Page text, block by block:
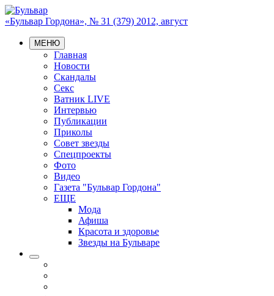
«Бульвар Гордона», № 31 (379) 2012, август
МЕНЮ
Главная
Новости
Скандалы
Секс
Ватник LIVE
Интервью
Публикации
Приколы
Совет звезды
Спецпроекты
Фото
Видео
Газета "Бульвар Гордона"
ЕЩЕ
Мода
Афиша
Красота и здоровье
Звезды на Бульваре